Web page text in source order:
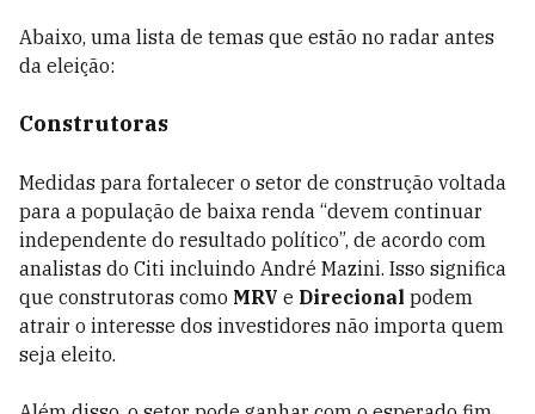
Abaixo, uma lista de temas que estão no radar antes
da eleição:
Construtoras
Medidas para fortalecer o setor de construção voltada
para a população de baixa renda “devem continuar
independente do resultado político”, de acordo com
analistas do Citi incluindo André Mazini. Isso significa
que construtoras como MRV e Direcional podem
atrair o interesse dos investidores não importa quem
seja eleito.